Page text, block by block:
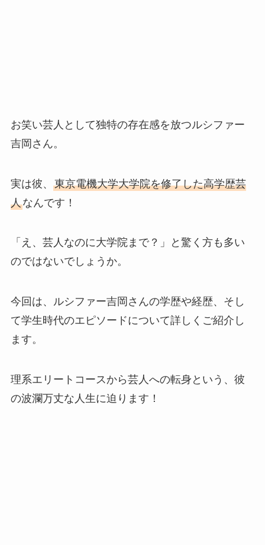
お笑い芸人として独特の存在感を放つルシファー
吉岡さん。
実は彼、 東京電機大学大学院を修了した高学歴芸
人なんです！
「え、芸人なのに大学院まで？」と驚く方も多い
のではないでしょうか。
今回は、ルシファー吉岡さんの学歴や経歴、そし
て学生時代のエピソードについて詳しくご紹介し
ます。
理系エリートコースから芸人への転身という、彼
の波瀾万丈な人生に迫ります！